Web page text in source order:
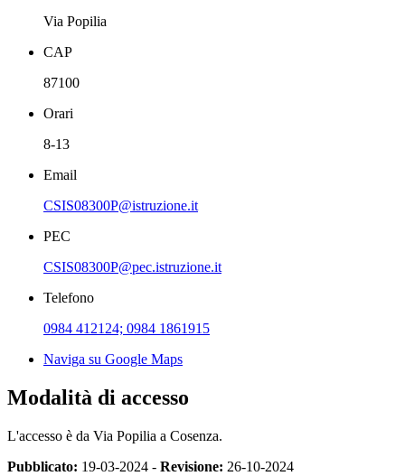
Via Popilia
CAP
87100
Orari
8-13
Email
CSIS08300P@istruzione.it
PEC
CSIS08300P@pec.istruzione.it
Telefono
0984 412124; 0984 1861915
Naviga su Google Maps
Modalità di accesso
L'accesso è da Via Popilia a Cosenza.
Pubblicato: 19-03-2024 - Revisione: 26-10-2024